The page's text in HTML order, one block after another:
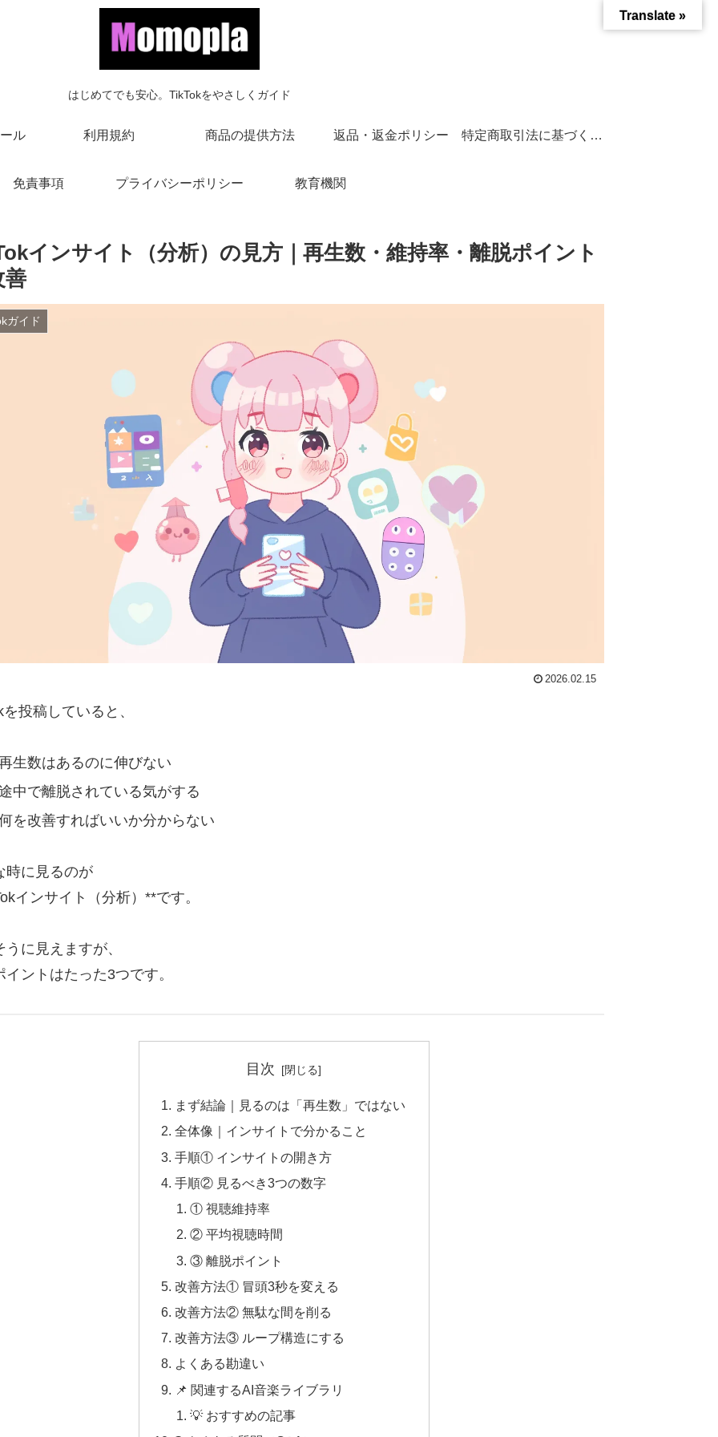
はじめてでも安心。TikTokをやさしくガイド
ル 利用規約 商品の提供方法 返品・返金ポリシー 特定商取引法に基づく表記
免責事項 プライバシーポリシー 教育機関
インサイト（分析）の見方｜再生数・維持率・離脱ポイント
善
ガイド
2026.02.15
を投稿していると、
生数はあるのに伸びない
中で離脱されている気がする
を改善すればいいか分からない
時に見るのが
インサイト（分析）**です。
うに見えますが、
イントはたった3つです。
目次
まず結論｜見るのは「再生数」ではない
全体像｜インサイトで分かること
手順① インサイトの開き方
手順② 見るべき3つの数字
① 視聴維持率
② 平均視聴時間
③ 離脱ポイント
改善方法① 冒頭3秒を変える
改善方法② 無駄な間を削る
改善方法③ ループ構造にする
よくある勘違い
📌 関連するAI音楽ライブラリ
💡 おすすめの記事
Translate »